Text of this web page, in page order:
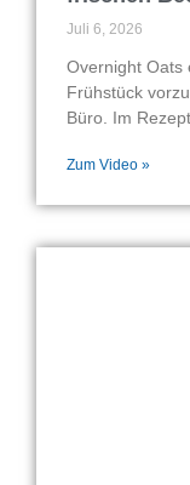
Juli 6, 2026
Overnight Oats
Frühstück
Büro. Im
Zum Video »